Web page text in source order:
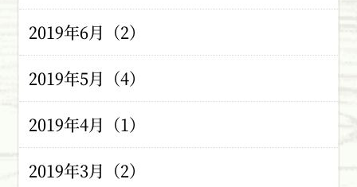
2019年6月（2）
2019年5月（4）
2019年4月（1）
2019年3月（2）